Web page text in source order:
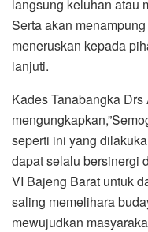
langsung keluhan atau
Serta akan
meneruskan kepada
lanjuti.
Kades Tanabangka
seperti ini yang
dapat selalu bersinergi
VI Bajeng Barat untuk
saling memelihara
mewujudkan